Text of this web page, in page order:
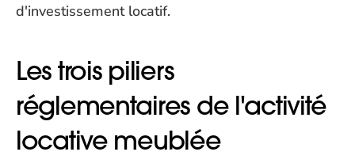
d'investissement locatif.
Les trois piliers
réglementaires de l'activité
locative meublée